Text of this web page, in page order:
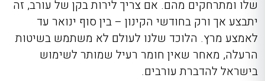
שלו ומתרחקים מהם. אם צריך לירות בקן של עורב, זה
יתבצע אך ורק בחודשי הקינון – בין סוף ינואר עד
לאמצע מרץ. הלוכד שלנו לעולם לא משתמש בשיטות
הרעלה, מאחר שאין חומר רעיל שמותר לשימוש
בישראל להדברת עורבים.